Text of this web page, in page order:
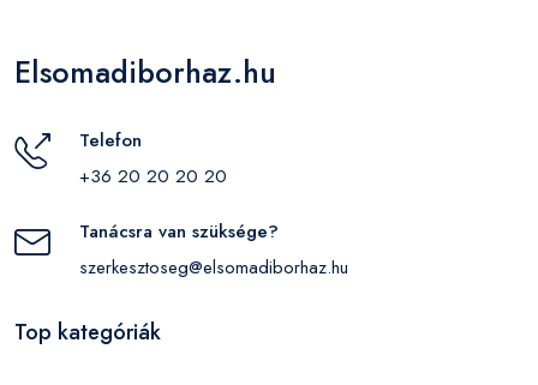
Elsomadiborhaz.hu
Telefon
+36 20 20 20 20
Tanácsra van szüksége?
szerkesztoseg@elsomadiborhaz.hu
Top kategóriák